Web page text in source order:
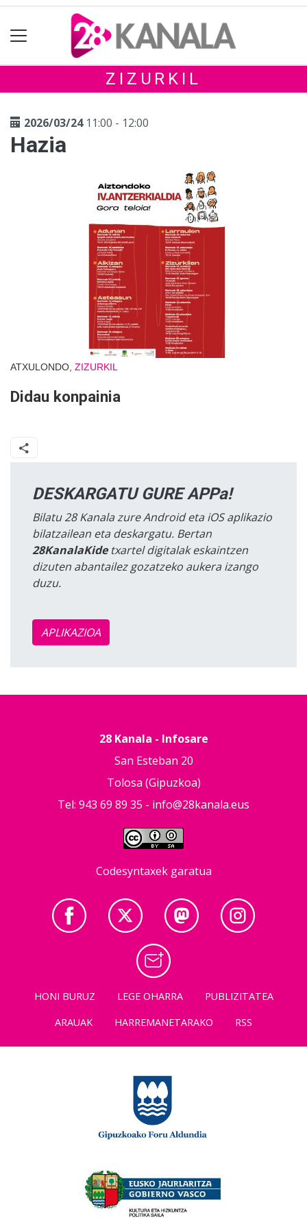
ZIZURKIL
2026/03/2411:00 - 12:00
Hazia
ATXULONDO, ZIZURKIL
Didau konpainia
DESKARGATU GURE APPa!
Bilatu 28 Kanala zure Android eta iOS aplikazio
bilatzailean eta deskargatu. Bertan
28KanalaKidetxartel digitalak eskaintzen
dizuten abantailez gozatzeko aukera izango
duzu.
APLIKAZIOA
28 Kanala - Infosare
San Esteban 20
Tolosa (Gipuzkoa)
Tel: 943 69 89 35 - info@28kanala.eus
Codesyntaxek garatua
HONI BURUZ LEGE OHARRA
PUBLIZITATEA
ARAUAK
HARREMANETARAKO RSS